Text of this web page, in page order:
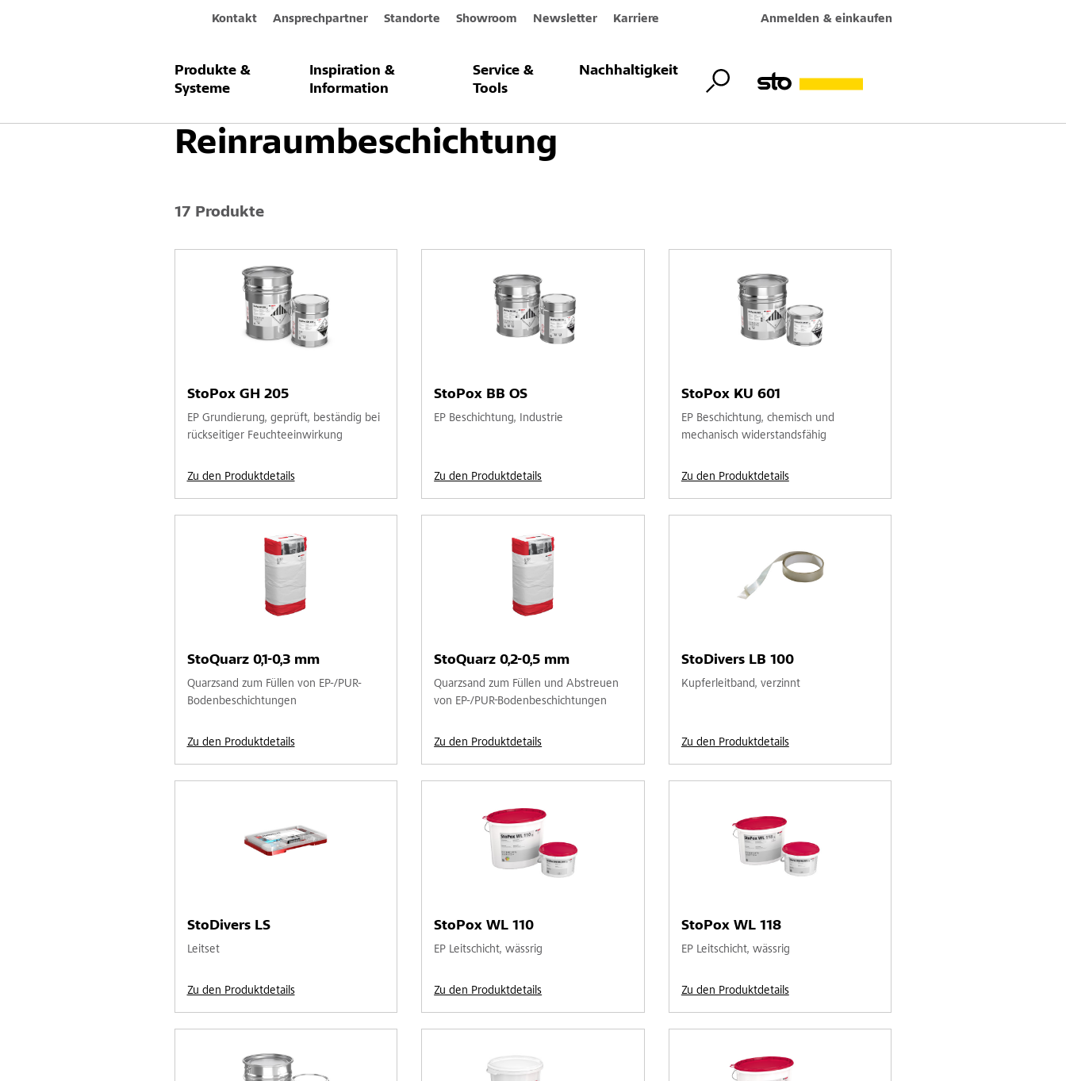
Kontakt Ansprechpartner Standorte Showroom Newsletter Karriere Anmelden & einkaufen
Produkte &
Systeme
Inspiration &
Information
Service &
Tools
Nachhaltigkeit
Produkte & Systeme Bodenbeschichtung Reinraumbeschichtung
Reinraumbeschichtung
17 Produkte
StoPox GH 205
EP Grundierung, geprüft, beständig bei
rückseitiger Feuchteeinwirkung
Zu den Produktdetails
StoPox BB OS
EP Beschichtung, Industrie
Zu den Produktdetails
StoPox KU 601
EP Beschichtung, chemisch und
mechanisch widerstandsfähig
Zu den Produktdetails
StoQuarz 0,1-0,3 mm
Quarzsand zum Füllen von EP-/PUR-
Bodenbeschichtungen
Zu den Produktdetails
StoQuarz 0,2-0,5 mm
Quarzsand zum Füllen und Abstreuen
von EP-/PUR-Bodenbeschichtungen
Zu den Produktdetails
StoDivers LB 100
Kupferleitband, verzinnt
Zu den Produktdetails
StoDivers LS
Leitset
Zu den Produktdetails
StoPox WL 110
EP Leitschicht, wässrig
Zu den Produktdetails
StoPox WL 118
EP Leitschicht, wässrig
Zu den Produktdetails